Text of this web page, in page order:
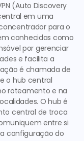
(Auto Discovery
em uma
para o
conhecidas como
por gerenciar
e facilita a
é chamada de
o hub central
roteamento e na
O hub é
central de troca
entre si
configuração do